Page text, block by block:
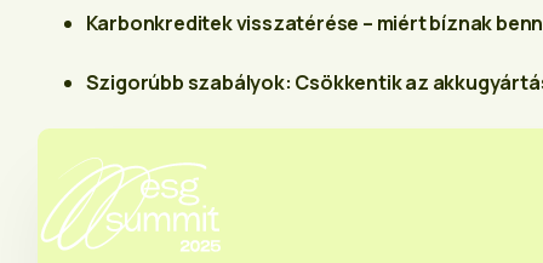
Karbonkreditek visszatérése – miért bíznak
Szigorúbb szabályok: Csökkentik az